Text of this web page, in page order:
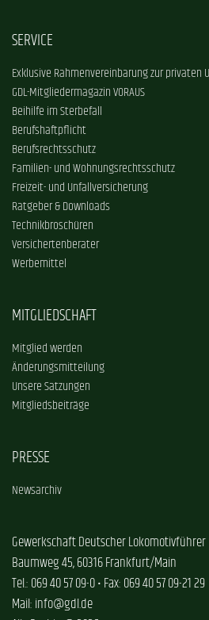
SERVICE
Exklusive Rahmenvereinbarung zur privaten
GDL-Mitgliedermagazin VORAUS
Beihilfe im Sterbefall
Berufshaftpflicht
Berufsrechtsschutz
Familien- und Wohnungsrechtsschutz
Freizeit- und Unfallversicherung
Ratgeber & Downloads
Technikbroschüren
Versichertenberater
Werbemittel
MITGLIEDSCHAFT
Mitglied werden
Änderungsmitteilung
Unsere Satzungen
Mitgliedsbeiträge
PRESSE
Newsarchiv
Gewerkschaft Deutscher Lokomotivführer
Baumweg 45, 60316 Frankfurt/Main
Tel.: 069 40 57 09-0 • Fax: 069 40 57 09-21 29
Mail: info@gdl.de